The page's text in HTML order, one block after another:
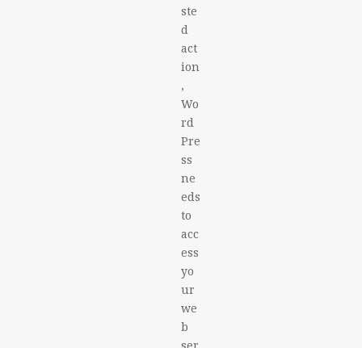
ste
d
act
ion
,
Wo
rd
Pre
ss
ne
eds
to
acc
ess
yo
ur
we
b